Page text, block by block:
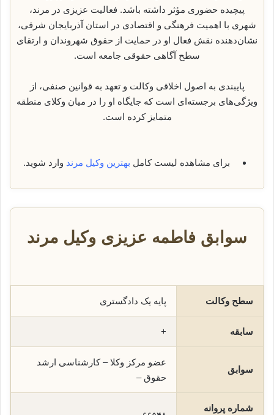
پیچیده حضوری مؤثر داشته باشد. فعالیت عزیزی در مرند،
شهری با اهمیت فرهنگی و اقتصادی در استان آذربایجان شرقی،
نشان‌دهنده نقش فعال او در حمایت از حقوق شهروندان و ارتقای
سطح آگاهی حقوقی جامعه است.
پایبندی به اصول اخلاقی وکالت و تعهد به قوانین صنفی، از
ویژگی‌های برجسته‌ای است که جایگاه او را در میان وکلای منطقه
متمایز کرده است.
برای مشاهده لیست کامل بهترین وکیل مرند وارد شوید.
سوابق فاطمه عزیزی وکیل مرند
سطح وکالت پایه یک دادگستری
سابقه +
سوابق
عضو مرکز وکلا – کارشناسی ارشد
حقوق –
شماره پروانه